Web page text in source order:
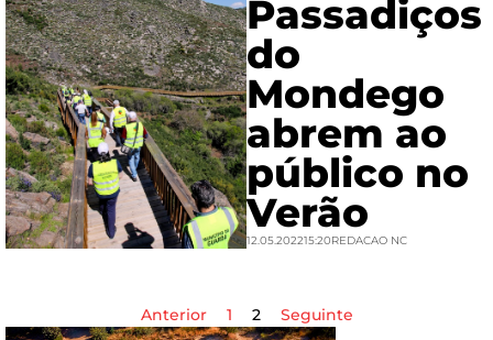
Passadiços
do
Mondego
abrem ao
público no
Verão
12.05.202215:20REDACAO NC
Anterior 1 2 Seguinte